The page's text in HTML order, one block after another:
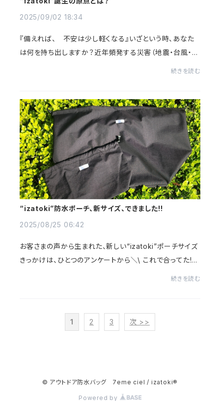
2025/09/02 18:34
『備えれば、 不安は少し軽くなる』いざという時、あなた
は何を持ち出しますか？近年頻発する災害（地震・台風・豪
続きを読む
“izatoki”防水ポーチ、新サイズ、できました!!
2025/08/25 06:42
お客さまの声から生まれた、新しい“izatoki”ポーチサイズ
きっかけは、ひとつのアンケートから＼\ これで合ってた!？
続きを読む
1 2 3 次 >>
© アウトドア防水バッグ 7eme ciel / izatoki®
Powered by